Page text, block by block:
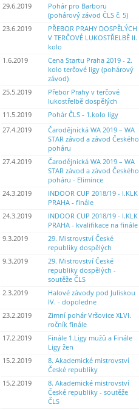
29.6.2019
Pohár pro Barboru
(pohárový závod ČLS č. 5)
23.6.2019
PŘEBOR PRAHY DOSPĚLÝCH
V TERČOVÉ LUKOSTŘELBĚ II.
kolo
1.6.2019
Cena Startu Praha 2019 - 2.
kolo terčové ligy (pohárový
závod)
25.5.2019
Přebor Prahy v terčové
lukostřelbě dospělých
11.5.2019 Pohár ČLS - 1.kolo ligy
27.4.2019
Čarodějnická WA 2019 – WA
STAR závod a závod Českého
poháru
27.4.2019
Čarodějnická WA 2019 – WA
STAR závod a závod Českého
poháru - Elimince
24.3.2019
INDOOR CUP 2018/19 - I.KLK
PRAHA - finále
24.3.2019
INDOOR CUP 2018/19 - I.KLK
PRAHA - kvalifikace na finále
9.3.2019
29. Mistrovství České
republiky dospělých
9.3.2019
29. Mistrovství České
republiky dospělých -
soutěže ČLS
2.3.2019
Halové závody pod Juliskou
IV. - dopoledne
23.2.2019
Zimní pohár Vršovice XLVI.
ročník finále
17.2.2019
Finále 1.Ligy mužů a Finále
Ligy žen
15.2.2019
8. Akademické mistrovství
České republiky
15.2.2019
8. Akademické mistrovství
České republiky - soutěže
ČLS